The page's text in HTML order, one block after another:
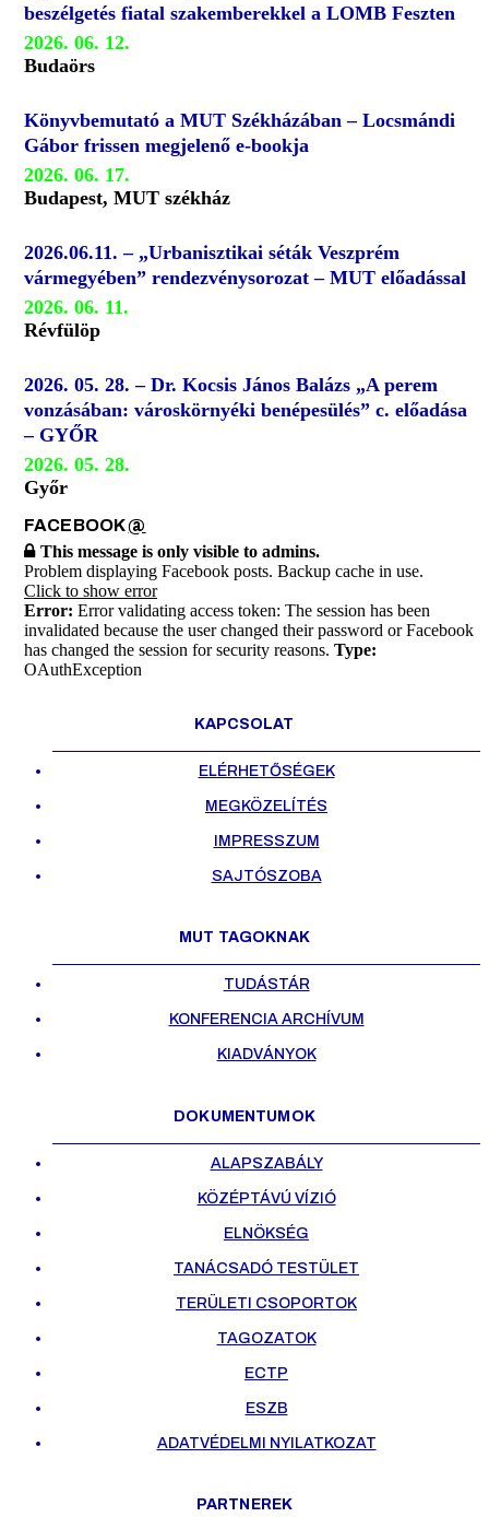
beszélgetés fiatal szakemberekkel a LOMB Feszten
2026. 06. 12.
Budaörs
Könyvbemutató a MUT Székházában – Locsmándi
Gábor frissen megjelenő e-bookja
2026. 06. 17.
Budapest, MUT székház
2026.06.11. – „Urbanisztikai séták Veszprém
vármegyében” rendezvénysorozat – MUT előadással
2026. 06. 11.
Révfülöp
2026. 05. 28. – Dr. Kocsis János Balázs „A perem
vonzásában: városkörnyéki benépesülés” c. előadása
– GYŐR
2026. 05. 28.
Győr
FACEBOOK@
This message is only visible to admins.
Problem displaying Facebook posts. Backup cache in use.
Click to show error
Error: Error validating access token: The session has been
invalidated because the user changed their password or Facebook
has changed the session for security reasons. Type:
OAuthException
KAPCSOLAT
ELÉRHETŐSÉGEK
MEGKÖZELÍTÉS
IMPRESSZUM
SAJTÓSZOBA
MUT TAGOKNAK
TUDÁSTÁR
KONFERENCIA ARCHÍVUM
KIADVÁNYOK
DOKUMENTUMOK
ALAPSZABÁLY
KÖZÉPTÁVÚ VÍZIÓ
ELNÖKSÉG
TANÁCSADÓ TESTÜLET
TERÜLETI CSOPORTOK
TAGOZATOK
ECTP
ESZB
ADATVÉDELMI NYILATKOZAT
PARTNEREK